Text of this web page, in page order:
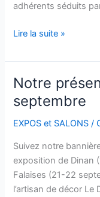
adhérents séduits
Lire la suite »
Notre
septembre
EXPOS et SALONS /
Suivez notre
exposition de Dinan
Falaises (21-22
l’artisan de décor Le
Notre
présence
aux
expositions